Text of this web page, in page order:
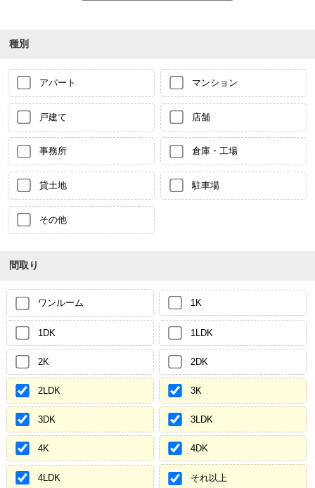
種別
アパート マンション
戸建て 店舗
事務所 倉庫・工場
貸土地 駐車場
その他
間取り
ワンルーム 1K
1DK 1LDK
2K 2DK
2LDK 3K
3DK 3LDK
4K 4DK
4LDK それ以上